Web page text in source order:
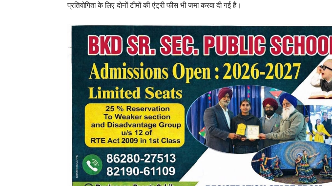
प्रतियोगिता के लिए दोनों टीमों की एंट्री फीस भी जमा करवा दी गई है।